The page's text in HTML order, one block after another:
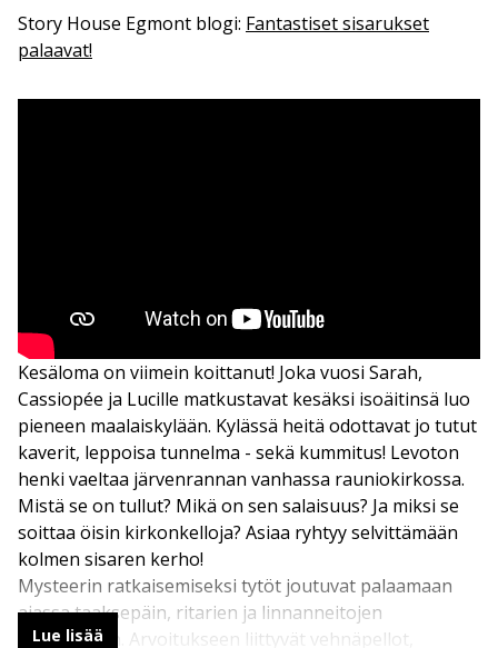
Story House Egmont blogi: Fantastiset sisarukset
palaavat!
Kesäloma on viimein koittanut! Joka vuosi Sarah,
Cassiopée ja Lucille matkustavat kesäksi isoäitinsä luo
pieneen maalaiskylään. Kylässä heitä odottavat jo tutut
kaverit, leppoisa tunnelma - sekä kummitus! Levoton
henki vaeltaa järvenrannan vanhassa rauniokirkossa.
Mistä se on tullut? Mikä on sen salaisuus? Ja miksi se
soittaa öisin kirkonkelloja? Asiaa ryhtyy selvittämään
kolmen sisaren kerho!
Mysteerin ratkaisemiseksi tytöt joutuvat palaamaan
ajassa taaksepäin, ritarien ja linnanneitojen
aikakauteen. Arvoitukseen liittyvät vehnäpellot,
Lue lisää